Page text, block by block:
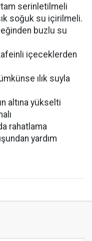
serinletilmeli
soğuk su içirilmeli.
buzlu su
içeceklerden
ılık suyla
altına yükselti
rahatlama
yardım